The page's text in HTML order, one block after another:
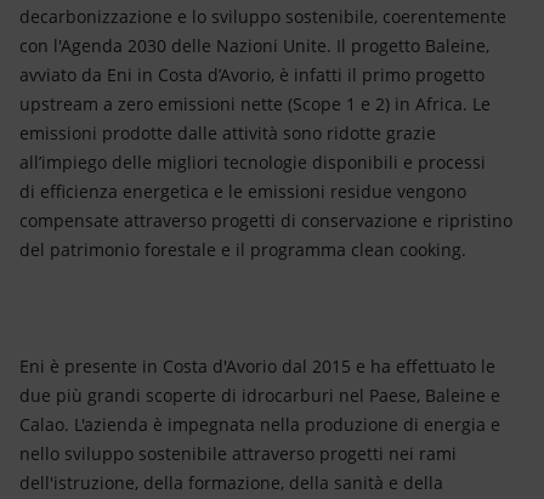
decarbonizzazione e lo sviluppo sostenibile, coerentemente
con l'Agenda 2030 delle Nazioni Unite. Il progetto Baleine,
avviato da Eni in Costa d’Avorio, è infatti il primo progetto
upstream a zero emissioni nette (Scope 1 e 2) in Africa. Le
emissioni prodotte dalle attività sono ridotte grazie
all’impiego delle migliori tecnologie disponibili e processi
di efficienza energetica e le emissioni residue vengono
compensate attraverso progetti di conservazione e ripristino
del patrimonio forestale e il programma clean cooking.
Eni è presente in Costa d'Avorio dal 2015 e ha effettuato le
due più grandi scoperte di idrocarburi nel Paese, Baleine e
Calao. L'azienda è impegnata nella produzione di energia e
nello sviluppo sostenibile attraverso progetti nei rami
dell'istruzione, della formazione, della sanità e della